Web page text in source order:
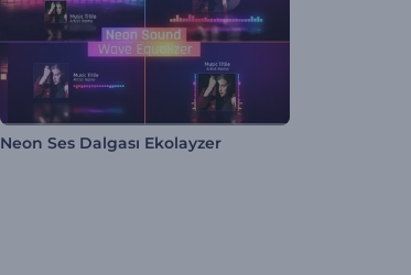
Neon Ses Dalgası Ekolayzer